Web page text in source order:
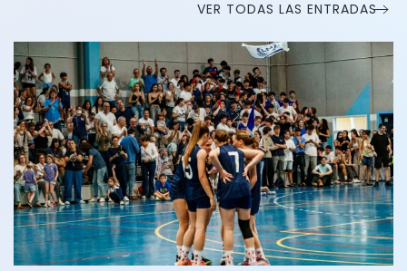
VER TODAS LAS ENTRADAS